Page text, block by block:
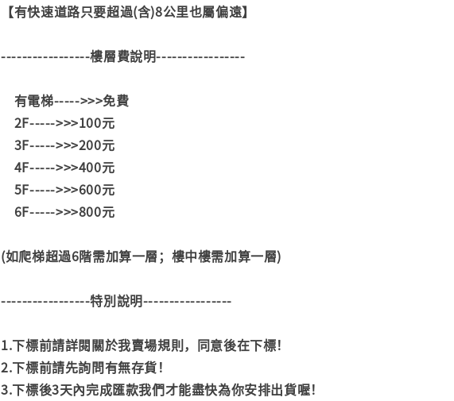
【有快速道路只要超過(含)8公里也屬偏遠】
-----------------樓層費說明-----------------
有電梯----->>>免費
2F----->>>100元
3F----->>>200元
4F----->>>400元
5F----->>>600元
6F----->>>800元
(如爬梯超過6階需加算一層；樓中樓需加算一層)
-----------------特別說明-----------------
1.下標前請詳閱關於我賣場規則，同意後在下標！
2.下標前請先詢問有無存貨！
3.下標後3天內完成匯款我們才能盡快為你安排出貨喔！